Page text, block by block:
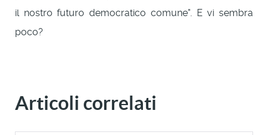
il nostro futuro democratico comune". E vi sembra
poco?
Articoli correlati